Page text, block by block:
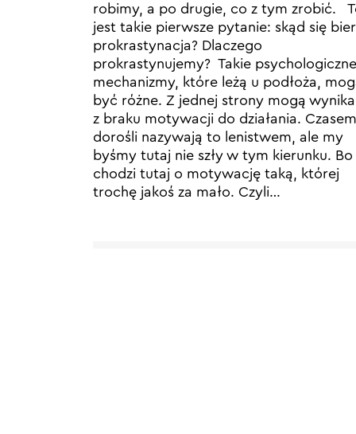
robimy, a po drugie, co z tym zrobić.
jest takie pierwsze pytanie: skąd się
prokrastynacja? Dlaczego
prokrastynujemy? Takie psychologiczne
mechanizmy, które leżą u podłoża,
być różne. Z jednej strony mogą
z braku motywacji do działania. Czasem
dorośli nazywają to lenistwem, ale my
byśmy tutaj nie szły w tym kierunku. Bo
chodzi tutaj o motywację taką, której
trochę jakoś za mało. Czyli…